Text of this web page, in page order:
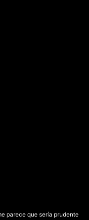
parece que sería prudente